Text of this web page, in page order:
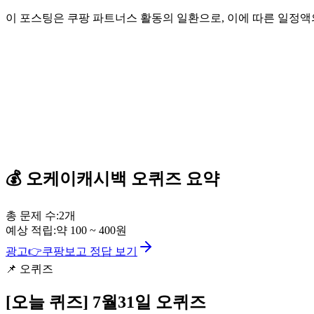
이 포스팅은 쿠팡 파트너스 활동의 일환으로, 이에 따른 일정
💰 오케이캐시백 오퀴즈 요약
총 문제 수:2개
예상 적립:약 100 ~ 400원
광고👉쿠팡보고 정답 보기
📌 오퀴즈
[오늘 퀴즈] 7월31일 오퀴즈